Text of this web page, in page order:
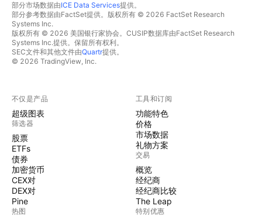
部分市场数据由ICE Data Services提供。
部分参考数据由FactSet提供。版权所有 © 2026 FactSet Research
Systems Inc.
版权所有 © 2026 美国银行家协会。CUSIP数据库由FactSet Research
Systems Inc.提供。保留所有权利。
SEC文件和其他文件由Quartr提供。
© 2026 TradingView, Inc.
不仅是产品
超级图表
筛选器
股票
ETFs
债券
加密货币
CEX对
DEX对
Pine
热图
工具和订阅
功能特色
价格
市场数据
礼物方案
交易
概览
经纪商
经纪商比较
The Leap
特别优惠